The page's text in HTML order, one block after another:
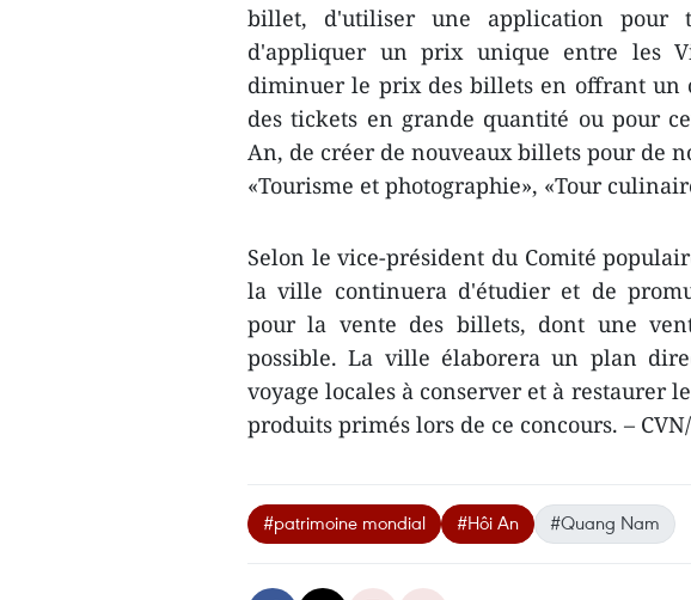
billet, d'utiliser une application ​pour
d'appliquer un prix unique entre les
diminuer le prix des billets en offrant un
des tickets en grande quantité ou pour
An, de créer de nouveaux billets pour de
«Tourisme et photographie», «Tour
Selon le vice-président du Comité
la ville continuera d'étudier et de
pour la vente des billets, dont ​une
possible. La ville ​élaborera un plan
voyage locales à conserver et à restaurer
produits primés lors de ce concours. –
#patrimoine mondial #Hôi An #Quang Nam